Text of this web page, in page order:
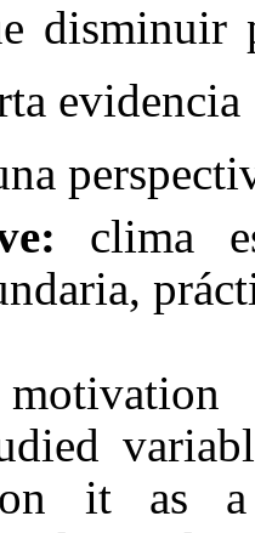
disminuir
clima
it as